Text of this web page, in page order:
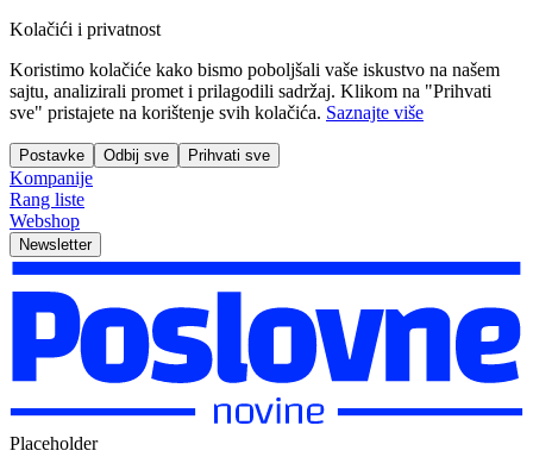
Kolačići i privatnost
Koristimo kolačiće kako bismo poboljšali vaše iskustvo na našem
sajtu, analizirali promet i prilagodili sadržaj. Klikom na "Prihvati
sve" pristajete na korištenje svih kolačića. Saznajte više
Postavke Odbij sve Prihvati sve
Kompanije
Rang liste
Webshop
Newsletter
Placeholder